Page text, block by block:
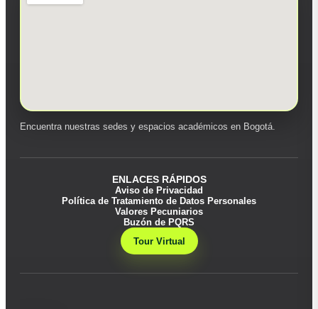
Encuentra nuestras sedes y espacios académicos en Bogotá.
ENLACES RÁPIDOS
Aviso de Privacidad
Política de Tratamiento de Datos Personales
Valores Pecuniarios
Buzón de PQRS
Tour Virtual